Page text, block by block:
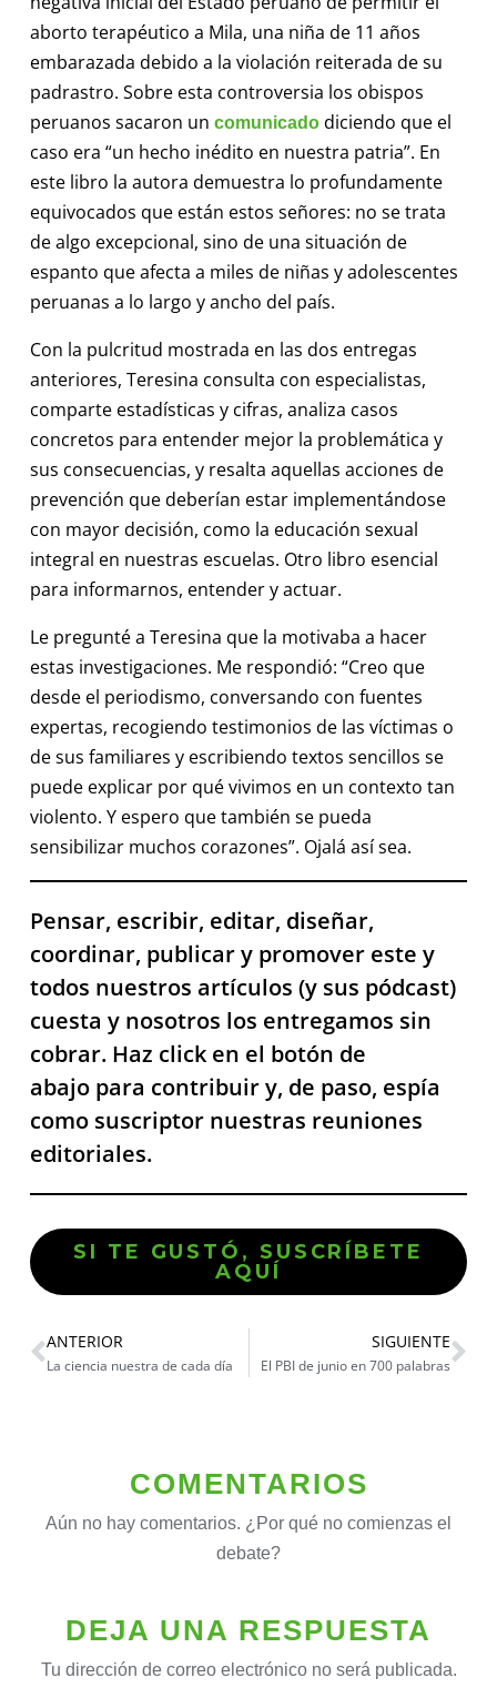
aborto terapéutico a Mila, una niña de 11 años
embarazada debido a la violación reiterada de su
padrastro. Sobre esta controversia los obispos
peruanos sacaron un comunicadodiciendo que el
caso era “un hecho inédito en nuestra patria”. En
este libro la autora demuestra lo profundamente
equivocados que están estos señores: no se trata
de algo excepcional, sino de una situación de
espanto que afecta a miles de niñas y adolescentes
peruanas a lo largo y ancho del país.
Con la pulcritud mostrada en las dos entregas
anteriores, Teresina consulta con especialistas,
comparte estadísticas y cifras, analiza casos
concretos para entender mejor la problemática y
sus consecuencias, y resalta aquellas acciones de
prevención que deberían estar implementándose
con mayor decisión, como la educación sexual
integral en nuestras escuelas. Otro libro esencial
para informarnos, entender y actuar.
Le pregunté a Teresina que la motivaba a hacer
estas investigaciones. Me respondió: “Creo que
desde el periodismo, conversando con fuentes
expertas, recogiendo testimonios de las víctimas o
de sus familiares y escribiendo textos sencillos se
puede explicar por qué vivimos en un contexto tan
violento. Y espero que también se pueda
sensibilizar muchos corazones”. Ojalá así sea.
Pensar, escribir, editar, diseñar,
coordinar, publicar y promover este y
todos nuestros artículos (y sus pódcast)
cuesta y nosotros los entregamos sin
cobrar. Haz click en el botón de
abajo para contribuir y, de paso, espía
como suscriptor nuestras reuniones
editoriales.
SI TE GUSTÓ, SUSCRÍBETE
AQUÍ
ANTERIOR
La ciencia nuestra de cada día
SIGUIENTE
El PBI de junio en 700 palabras
COMENTARIOS
Aún no hay comentarios. ¿Por qué no comienzas el
debate?
DEJA UNA RESPUESTA
Tu dirección de correo electrónico no será publicada.